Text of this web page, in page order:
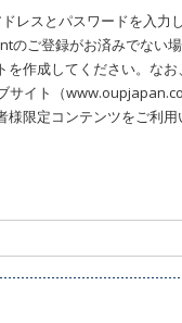
レスとパスワードを入力
のご登録がお済みでない
を作成してください。なお
サイト（
様限定コンテンツをご利